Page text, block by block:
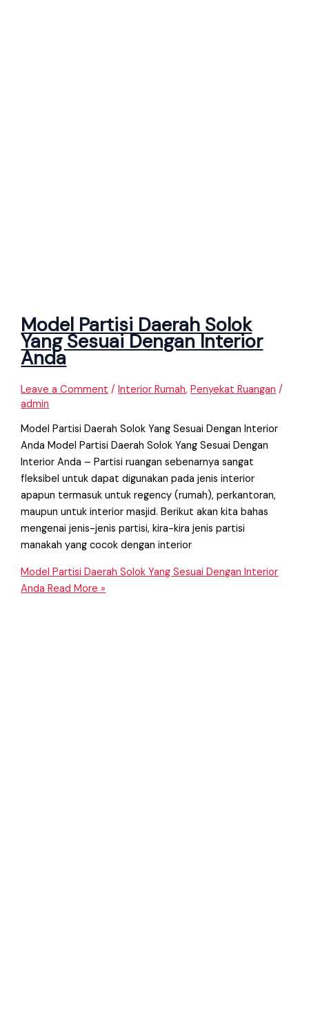
Model Partisi Daerah Solok
Yang Sesuai Dengan Interior
Anda
Leave a Comment /Interior Rumah,Penyekat Ruangan /
admin
Model Partisi Daerah Solok Yang Sesuai Dengan Interior
Anda Model Partisi Daerah Solok Yang Sesuai Dengan
Interior Anda – Partisi ruangan sebenarnya sangat
fleksibel untuk dapat digunakan pada jenis interior
apapun termasuk untuk regency (rumah), perkantoran,
maupun untuk interior masjid. Berikut akan kita bahas
mengenai jenis-jenis partisi, kira-kira jenis partisi
manakah yang cocok dengan interior
Model Partisi Daerah Solok Yang Sesuai Dengan Interior
Anda Read More »